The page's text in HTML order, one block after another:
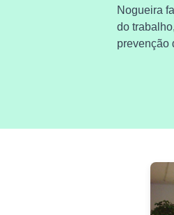
Nogueira
do
prevenção